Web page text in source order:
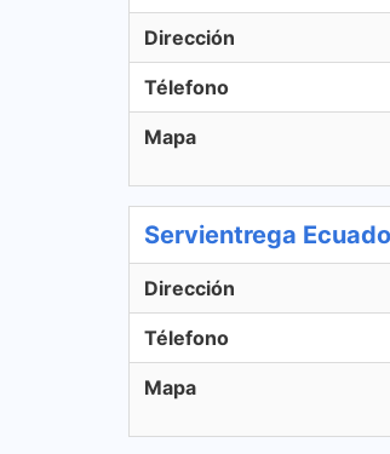
Dirección
Télefono
Mapa
Servientrega
Dirección
Télefono
Mapa